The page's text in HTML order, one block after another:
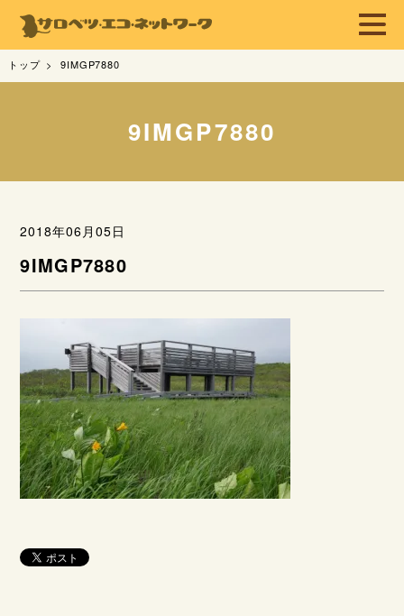
トップ 9IMGP7880
9IMGP7880
2018年06月05日
9IMGP7880